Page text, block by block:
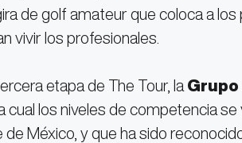
de golf amateur que coloca a
vivir los profesionales.
etapa de The Tour, la Grupo
la cual los niveles de competencia
de México, y que ha sido